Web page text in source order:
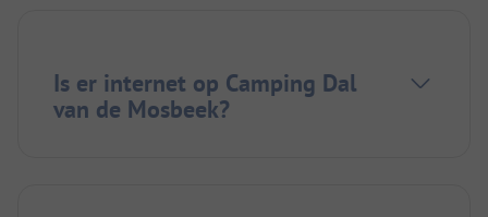
Is er internet op Camping Dal
van de Mosbeek?